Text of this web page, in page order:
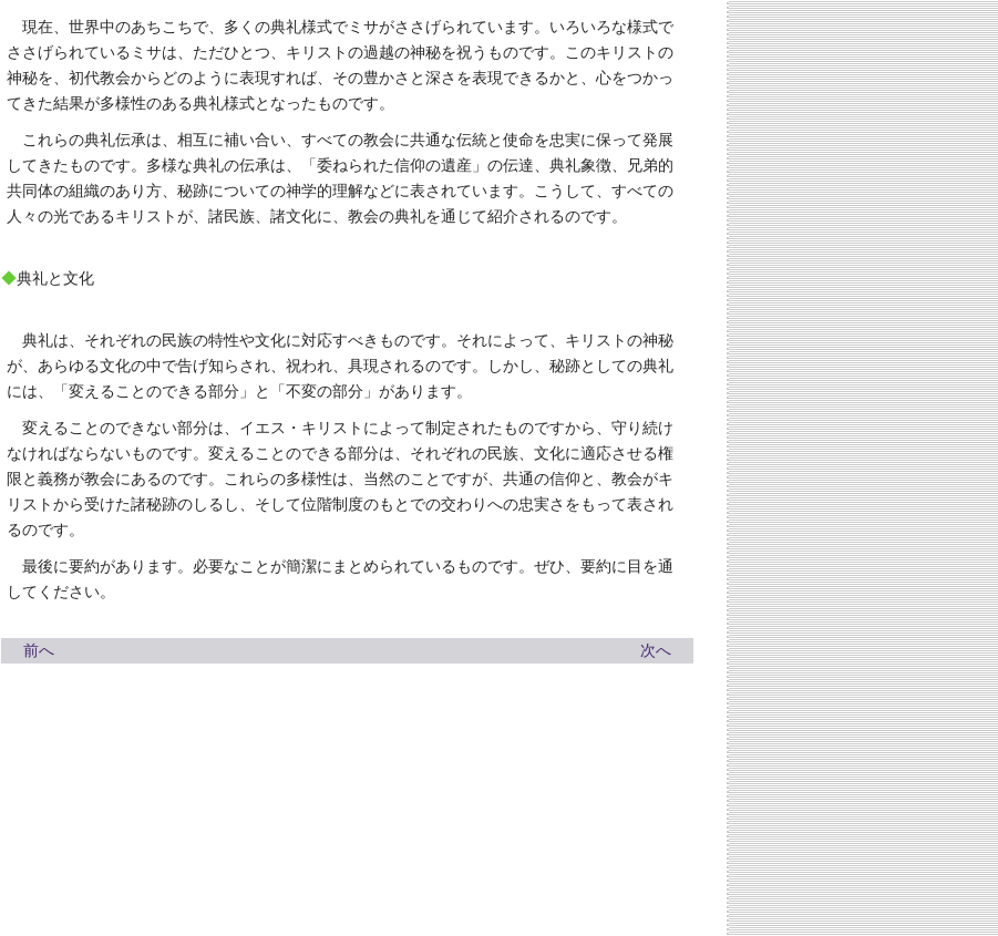
現在、世界中のあちこちで、多くの典礼様式でミサがささげられています。いろいろな様式で
ささげられているミサは、ただひとつ、キリストの過越の神秘を祝うものです。このキリストの
神秘を、初代教会からどのように表現すれば、その豊かさと深さを表現できるかと、心をつかっ
てきた結果が多様性のある典礼様式となったものです。
これらの典礼伝承は、相互に補い合い、すべての教会に共通な伝統と使命を忠実に保って発展
してきたものです。多様な典礼の伝承は、「委ねられた信仰の遺産」の伝達、典礼象徴、兄弟的
共同体の組織のあり方、秘跡についての神学的理解などに表されています。こうして、すべての
人々の光であるキリストが、諸民族、諸文化に、教会の典礼を通じて紹介されるのです。
◆典礼と文化
典礼は、それぞれの民族の特性や文化に対応すべきものです。それによって、キリストの神秘
が、あらゆる文化の中で告げ知らされ、祝われ、具現されるのです。しかし、秘跡としての典礼
には、「変えることのできる部分」と「不変の部分」があります。
変えることのできない部分は、イエス・キリストによって制定されたものですから、守り続け
なければならないものです。変えることのできる部分は、それぞれの民族、文化に適応させる権
限と義務が教会にあるのです。これらの多様性は、当然のことですが、共通の信仰と、教会がキ
リストから受けた諸秘跡のしるし、そして位階制度のもとでの交わりへの忠実さをもって表され
るのです。
最後に要約があります。必要なことが簡潔にまとめられているものです。ぜひ、要約に目を通
してください。
前へ 次へ